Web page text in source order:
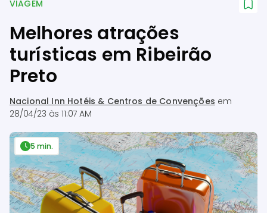
VIAGEM
Melhores atrações
turísticas em Ribeirão
Preto
Nacional Inn Hotéis & Centros de Convenções em
28/04/23 às 11:07 AM
5 min.